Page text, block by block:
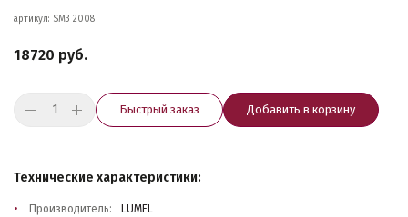
артикул: SM3 2008
18720 руб.
Добавить в корзину
Быстрый заказ
Технические характеристики:
Производитель: LUMEL